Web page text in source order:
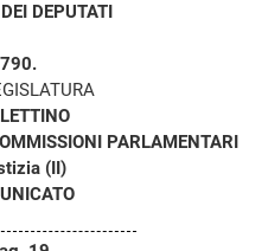
DEPUTATI
790.
PARLAMENTARI
(II)